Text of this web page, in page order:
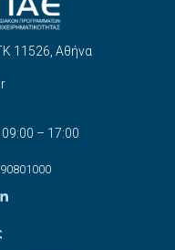
11526, Αθήνα
– 17:00